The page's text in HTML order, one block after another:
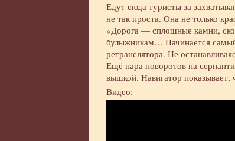
Едут сюда туристы за
не так проста. Она не только
«Дорога — сплошные камни,
булыжникам… Начинается
ретранслятора. Не
Ещё пара поворотов на
вышкой. Навигатор
Видео: